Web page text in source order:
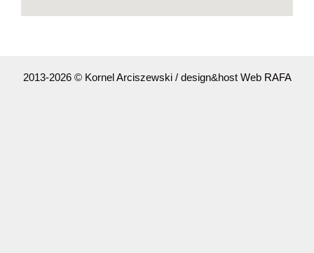
2013-2026 © Kornel Arciszewski / design&host Web RAFA